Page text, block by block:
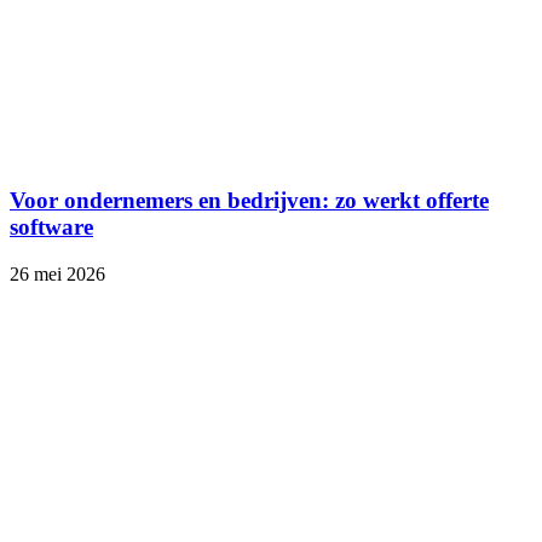
Voor ondernemers en bedrijven: zo werkt offerte
software
26 mei 2026